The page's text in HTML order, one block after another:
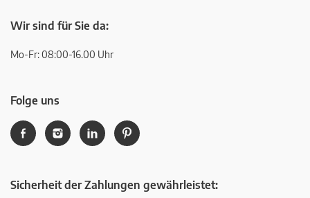
Wir sind für Sie da:
Mo-Fr: 08:00-16.00 Uhr
Folge uns
Sicherheit der Zahlungen gewährleistet: